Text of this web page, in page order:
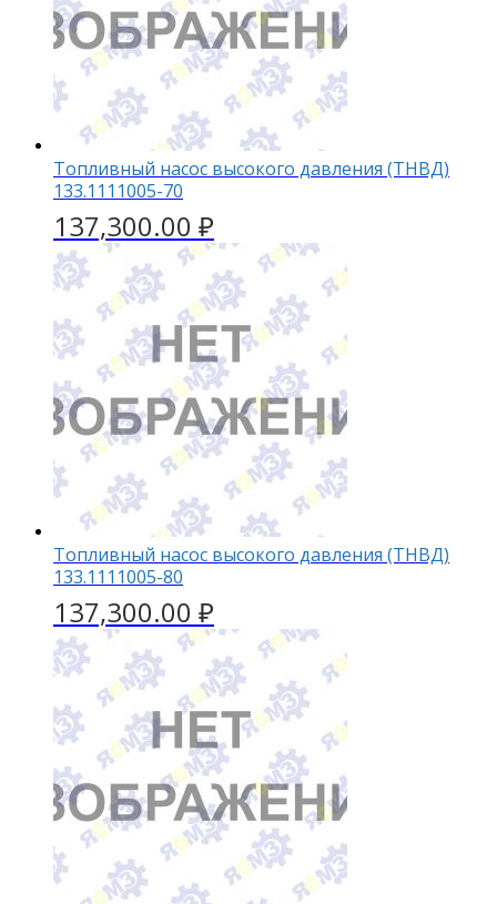
Топливный насос высокого давления (ТНВД)
133.1111005-70
137,300.00 ₽
Топливный насос высокого давления (ТНВД)
133.1111005-80
137,300.00 ₽